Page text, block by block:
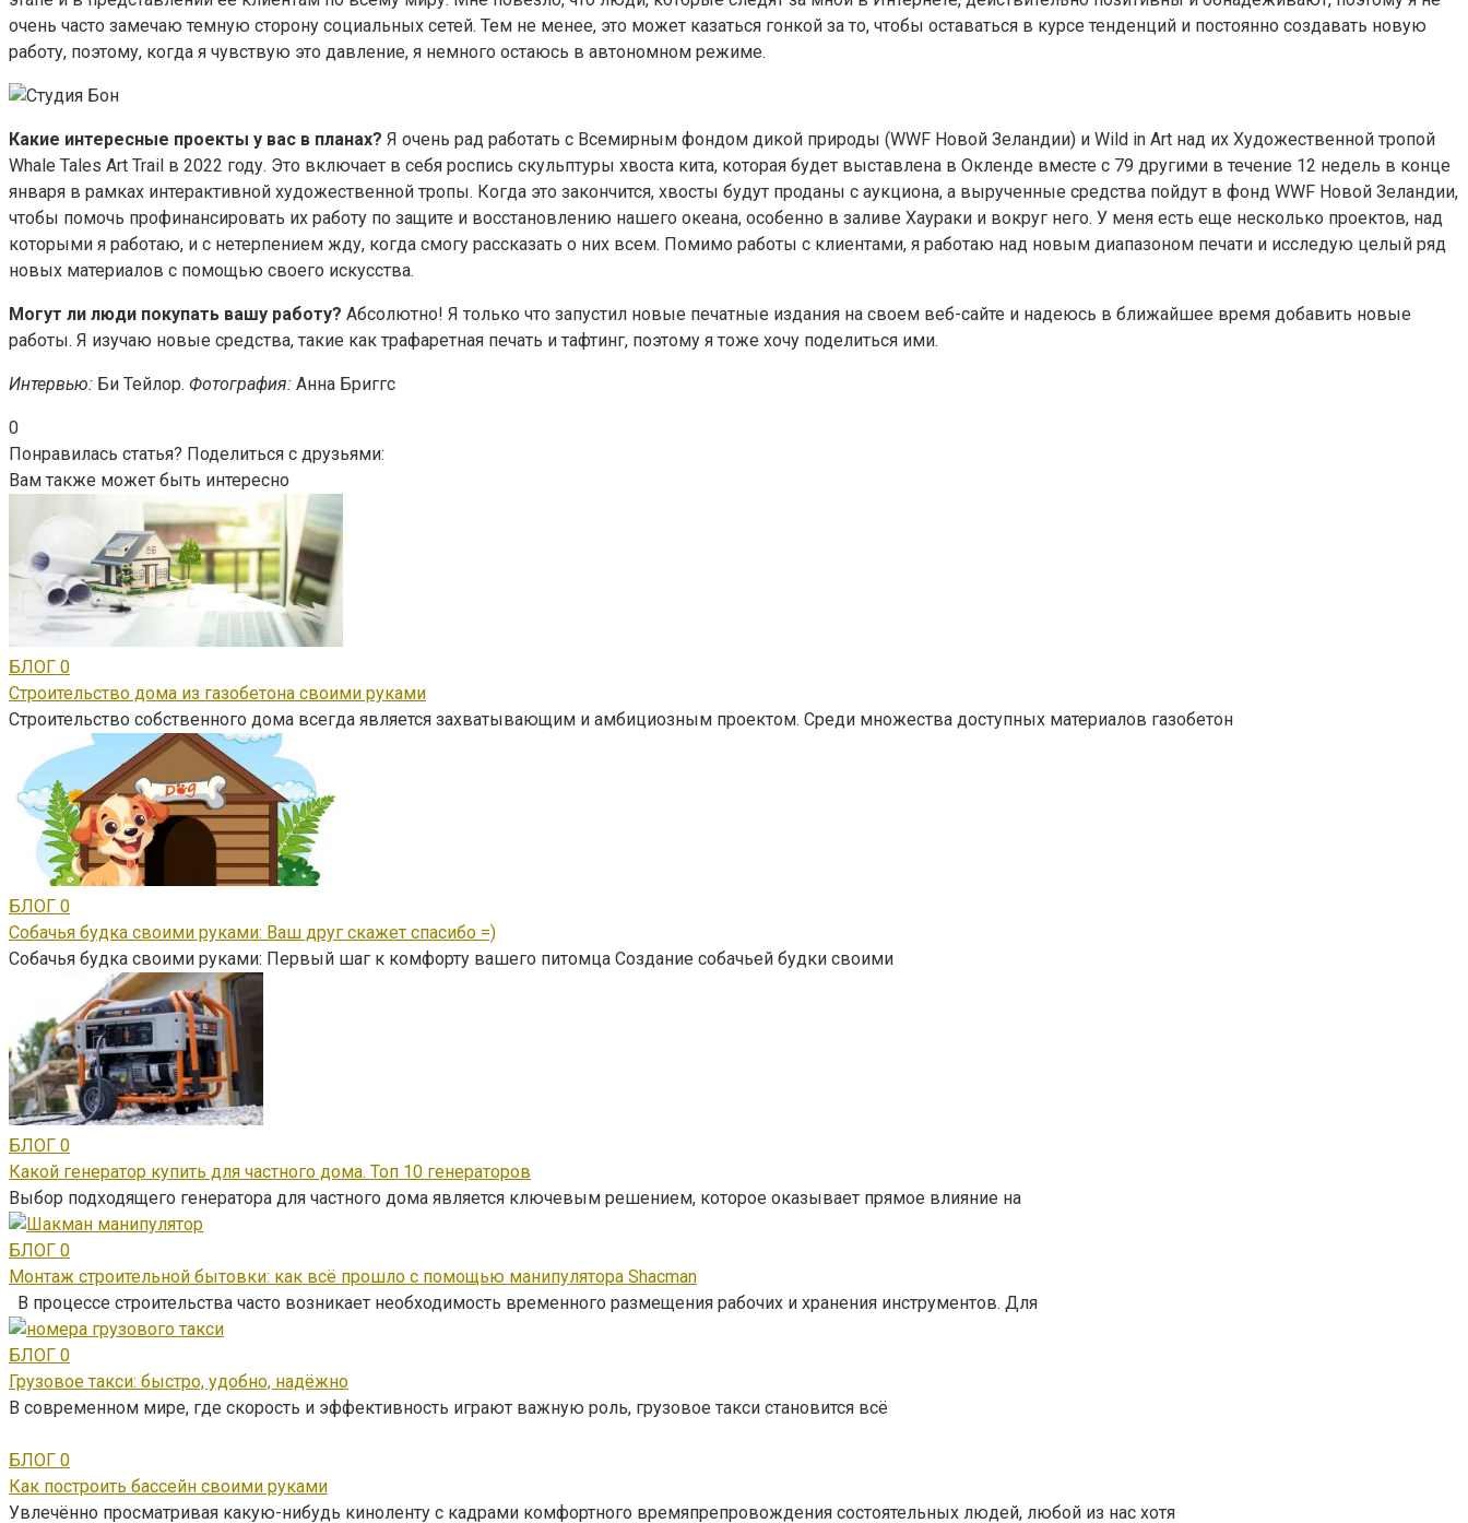
очень часто замечаю темную сторону социальных сетей. Тем не менее, это может казаться гонкой за то, чтобы оставаться в курсе тенденций и постоянно создавать новую
работу, поэтому, когда я чувствую это давление, я немного остаюсь в автономном режиме.
Какие интересные проекты у вас в планах? Я очень рад работать с Всемирным фондом дикой природы (WWF Новой Зеландии) и Wild in Art над их Художественной тропой
Whale Tales Art Trail в 2022 году. Это включает в себя роспись скульптуры хвоста кита, которая будет выставлена ​​в Окленде вместе с 79 другими в течение 12 недель в конце
января в рамках интерактивной художественной тропы. Когда это закончится, хвосты будут проданы с аукциона, а вырученные средства пойдут в фонд WWF Новой Зеландии,
чтобы помочь профинансировать их работу по защите и восстановлению нашего океана, особенно в заливе Хаураки и вокруг него. У меня есть еще несколько проектов, над
которыми я работаю, и с нетерпением жду, когда смогу рассказать о них всем. Помимо работы с клиентами, я работаю над новым диапазоном печати и исследую целый ряд
новых материалов с помощью своего искусства.
Могут ли люди покупать вашу работу? Абсолютно! Я только что запустил новые печатные издания на своем веб-сайте и надеюсь в ближайшее время добавить новые
работы. Я изучаю новые средства, такие как трафаретная печать и тафтинг, поэтому я тоже хочу поделиться ими.
Интервью: Би Тейлор. Фотография: Анна Бриггс
0
Понравилась статья? Поделиться с друзьями:
Вам также может быть интересно
БЛОГ 0
Строительство дома из газобетона своими руками
Строительство собственного дома всегда является захватывающим и амбициозным проектом. Среди множества доступных материалов газобетон
БЛОГ 0
Собачья будка своими руками: Ваш друг скажет спасибо =)
Собачья будка своими руками: Первый шаг к комфорту вашего питомца Создание собачьей будки своими
БЛОГ 0
Какой генератор купить для частного дома. Топ 10 генераторов
Выбор подходящего генератора для частного дома является ключевым решением, которое оказывает прямое влияние на
БЛОГ 0
Монтаж строительной бытовки: как всё прошло с помощью манипулятора Shacman
В процессе строительства часто возникает необходимость временного размещения рабочих и хранения инструментов. Для
БЛОГ 0
Грузовое такси: быстро, удобно, надёжно
В современном мире, где скорость и эффективность играют важную роль, грузовое такси становится всё
БЛОГ 0
Как построить бассейн своими руками
Увлечённо просматривая какую-нибудь киноленту с кадрами комфортного времяпрепровождения состоятельных людей, любой из нас хотя